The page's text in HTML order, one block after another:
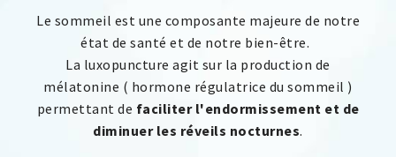
Le sommeil est une composante majeure de notre
état de santé et de notre bien-être.
La luxopuncture agit sur la production de
mélatonine ( hormone régulatrice du sommeil )
permettant de faciliter l'endormissement et de
diminuer les réveils nocturnes.